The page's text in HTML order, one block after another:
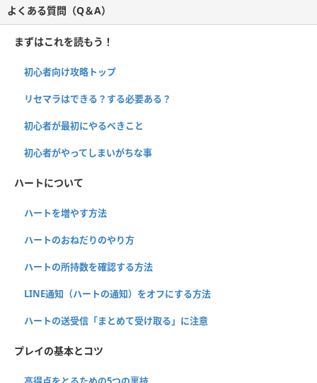
よくある質問（Q＆A）
まずはこれを読もう！
初心者向け攻略トップ
リセマラはできる？する必要ある？
初心者が最初にやるべきこと
初心者がやってしまいがちな事
ハートについて
ハートを増やす方法
ハートのおねだりのやり方
ハートの所持数を確認する方法
LINE通知（ハートの通知）をオフにする方法
ハートの送受信「まとめて受け取る」に注意
プレイの基本とコツ